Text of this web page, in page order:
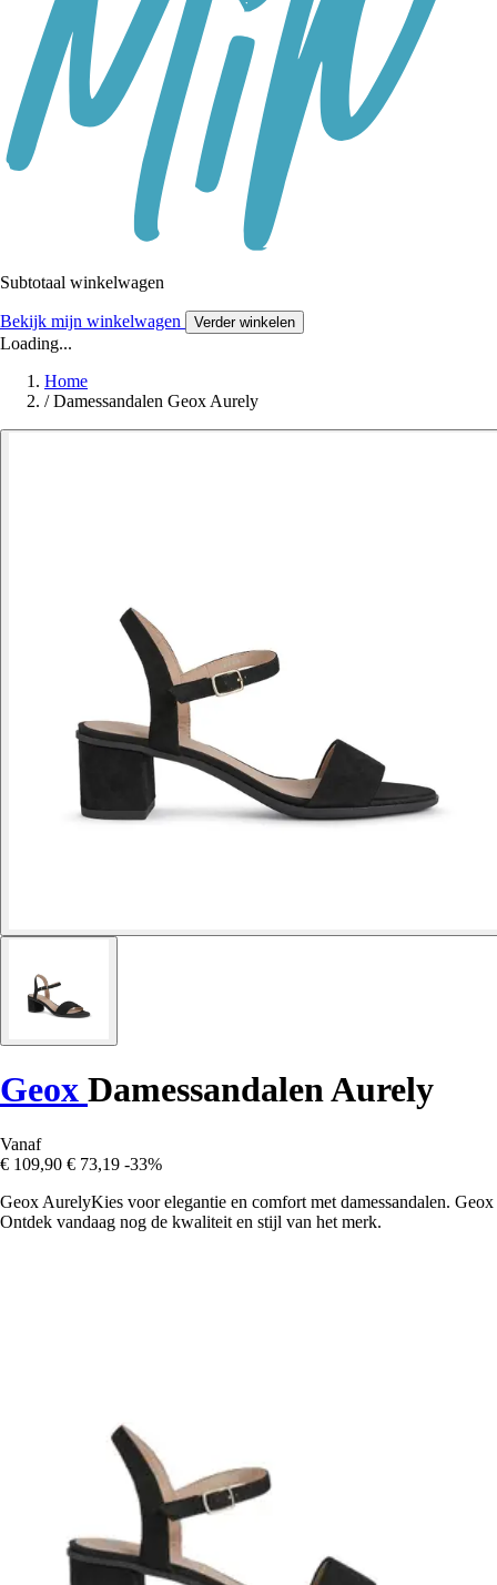
Subtotaal winkelwagen
Bekijk mijn winkelwagen Verder winkelen
Loading...
Home
/ Damessandalen Geox Aurely
Geox Damessandalen Aurely
Vanaf
€ 109,90 € 73,19 -33%
Geox AurelyKies voor elegantie en comfort met damessandalen. Geox
Ontdek vandaag nog de kwaliteit en stijl van het merk.